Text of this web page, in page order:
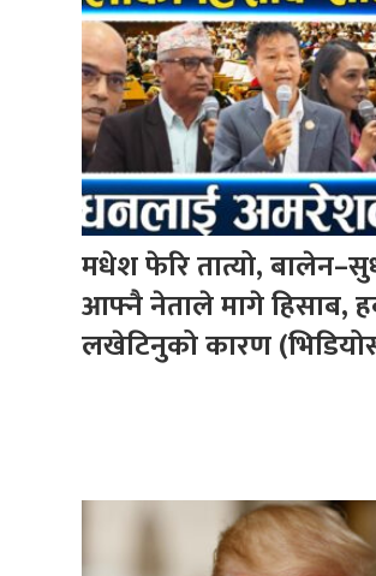
मधेश फेरि तात्यो,
आफ्नै नेताले मागे हिसाब,
लखेटिनुको कारण